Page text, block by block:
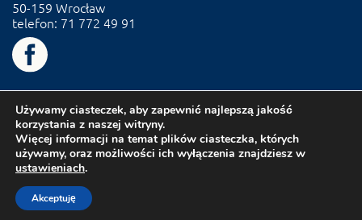
50-159 Wrocław
telefon: 71 772 49 91
Używamy ciasteczek, aby zapewnić najlepszą jakość
korzystania z naszej witryny.
Więcej informacji na temat plików ciasteczka, których
używamy, oraz możliwości ich wyłączenia znajdziesz w
ustawieniach.
Akceptuję